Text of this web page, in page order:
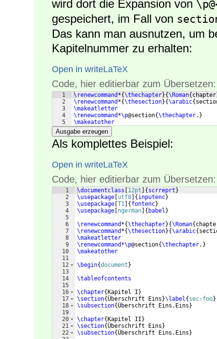
wird dort die Expansion von
gespeichert, im Fall von
Das kann man ausnutzen, um
Kapitelnummer zu erhalten:
Open in writeLaTeX
Code, hier editierbar zum Übersetzen:
1
2
3
4
5
\renewcommand *{\thechapter}{\Roman{ chapter
\renewcommand *{\thesection}{\arabic{
\makeatletter
\renewcommand *\p@section{\thechapter. }
\makeatother
Ausgabe erzeugen
Als komplettes Beispiel:
Open in writeLaTeX
Code, hier editierbar zum Übersetzen:
1
2
3
4
5
6
7
8
9
10
11
12
13
14
15
16
17
18
19
20
21
22
\documentclass 12pt { scrreprt }
\usepackage utf8 { inputenc}
\usepackage T1 { fontenc}
\usepackage ngerman { babel }
\renewcommand *{\thechapter}{\Roman{
\renewcommand *{\thesection}{\arabic{
\makeatletter
\renewcommand *\p@section{\thechapter. }
\makeatother
\begin{document }
\tableofcontents
\chapter{ Kapitel I }
\section{Überschrift Eins }\label{ sec:foo}
\subsection{Überschrift Eins.Eins }
\chapter{ Kapitel II }
\section{Überschrift Eins }
\subsection{Überschrift Eins.Eins }